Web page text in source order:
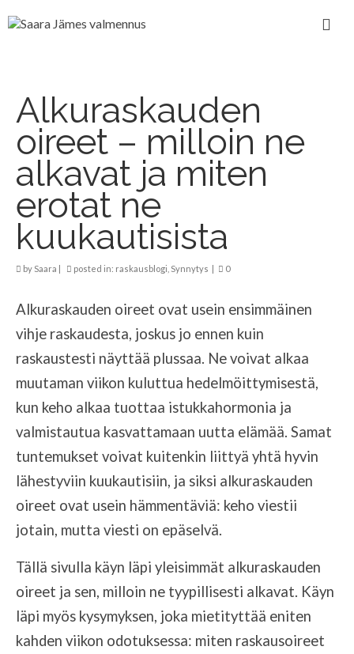
Alkuraskauden
oireet – milloin ne
alkavat ja miten
erotat ne
kuukautisista
by Saara | posted in: raskausblogi Synnytys | 0
Alkuraskauden oireet ovat usein ensimmäinen
vihje raskaudesta, joskus jo ennen kuin
raskaustesti näyttää plussaa. Ne voivat alkaa
muutaman viikon kuluttua hedelmöittymisestä,
kun keho alkaa tuottaa istukkahormonia ja
valmistautua kasvattamaan uutta elämää. Samat
tuntemukset voivat kuitenkin liittyä yhtä hyvin
lähestyviin kuukautisiin, ja siksi alkuraskauden
oireet ovat usein hämmentäviä: keho viestii
jotain, mutta viesti on epäselvä.
Tällä sivulla käyn läpi yleisimmät alkuraskauden
oireet ja sen, milloin ne tyypillisesti alkavat. Käyn
läpi myös kysymyksen, joka mietityttää eniten
kahden viikon odotuksessa: miten raskausoireet